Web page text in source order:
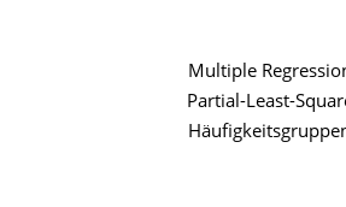
Multiple
Partial-Least-